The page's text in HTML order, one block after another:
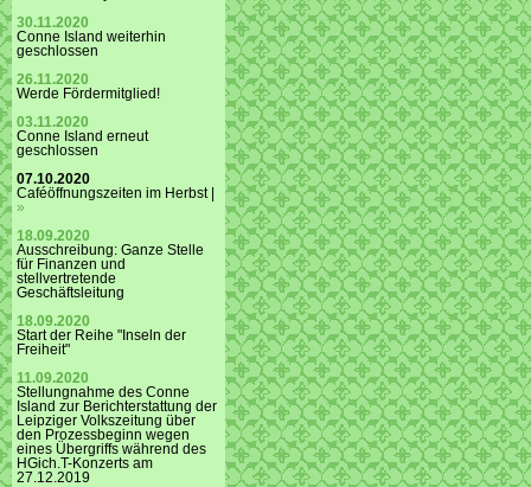
30.11.2020
Conne Island weiterhin
geschlossen
26.11.2020
Werde Fördermitglied!
03.11.2020
Conne Island erneut
geschlossen
07.10.2020
Caféöffnungszeiten im Herbst |
»
18.09.2020
Ausschreibung: Ganze Stelle
für Finanzen und
stellvertretende
Geschäftsleitung
18.09.2020
Start der Reihe "Inseln der
Freiheit"
11.09.2020
Stellungnahme des Conne
Island zur Berichterstattung der
Leipziger Volkszeitung über
den Prozessbeginn wegen
eines Übergriffs während des
HGich.T-Konzerts am
27.12.2019